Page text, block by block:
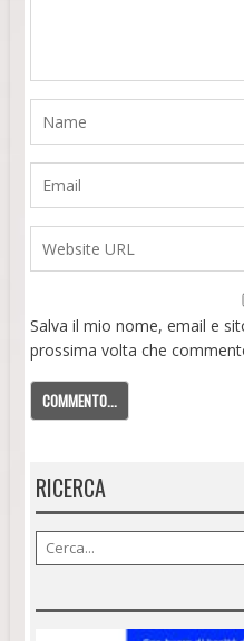
Salva il mio nome, email e
prossima volta che
RICERCA